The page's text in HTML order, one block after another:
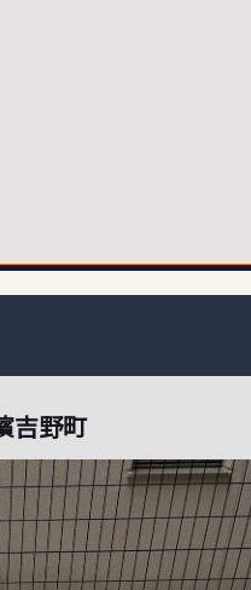
吉野町